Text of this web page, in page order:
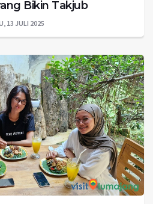
Bikin Takjub
13 JULI 2025